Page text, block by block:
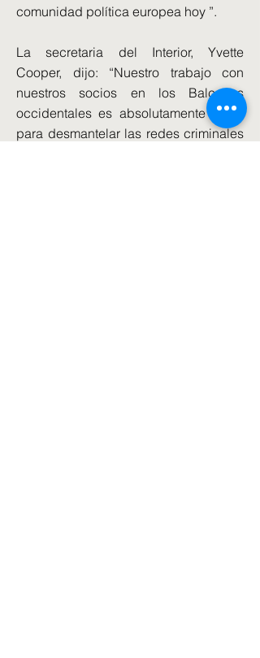
comunidad política europea hoy ”.
La secretaria del Interior, Yvette
Cooper, dijo: “Nuestro trabajo con
nuestros socios en los Balcanes
occidentales es absolutamente clave
para desmantelar las redes criminales